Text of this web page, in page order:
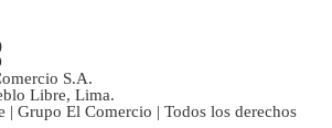
S.A.
Libre, Lima.
Grupo El Comercio | Todos los derechos